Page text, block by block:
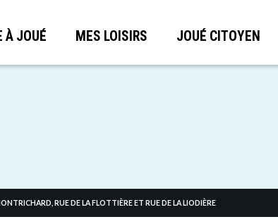
À JOUÉ MES LOISIRS JOUÉ CITOYEN
RUE DE LA FLOTTIÈRE ET RUE DE LA LIODIÈRE